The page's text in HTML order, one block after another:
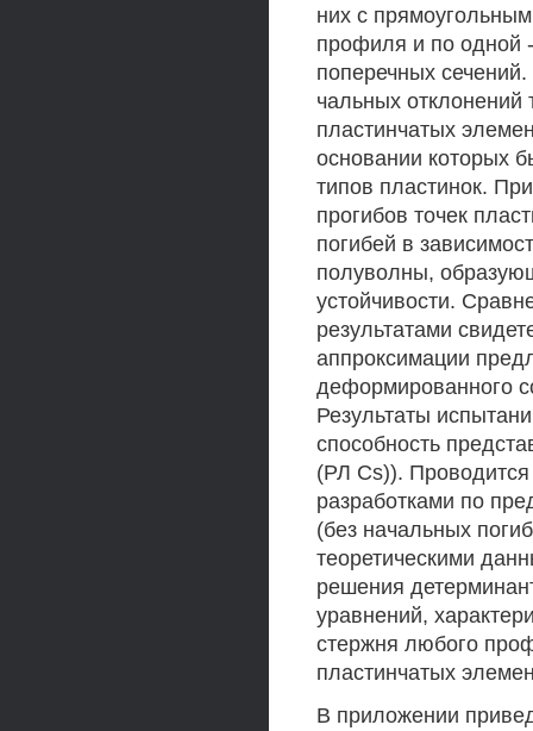
них с
профиля и по одной
поперечных
чальных отклонений
пластинчатых
основании которых
типов пластинок.
прогибов точек
погибей в
полуволны,
устойчивости.
результатами
аппроксимации
деформированного
Результаты
способность
(РЛ Cs)).
разработками по
(без начальных
теоретическими
решения
уравнений,
стержня любого
пластинчатых
В приложении